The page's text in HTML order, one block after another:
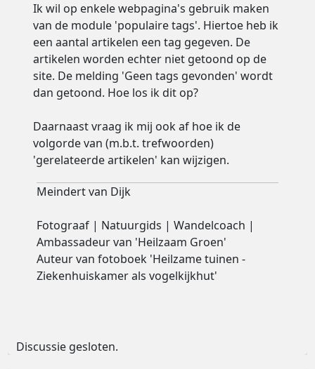
Ik wil op enkele webpagina's gebruik maken
van de module 'populaire tags'. Hiertoe heb ik
een aantal artikelen een tag gegeven. De
artikelen worden echter niet getoond op de
site. De melding 'Geen tags gevonden' wordt
dan getoond. Hoe los ik dit op?
Daarnaast vraag ik mij ook af hoe ik de
volgorde van (m.b.t. trefwoorden)
'gerelateerde artikelen' kan wijzigen.
Meindert van Dijk
Fotograaf | Natuurgids | Wandelcoach |
Ambassadeur van 'Heilzaam Groen'
Auteur van fotoboek 'Heilzame tuinen -
Ziekenhuiskamer als vogelkijkhut'
Discussie gesloten.